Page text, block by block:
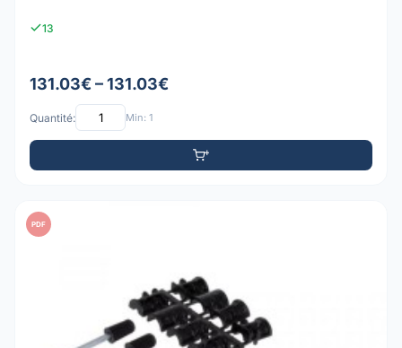
13
131.03€ – 131.03€
Quantité: Min: 1
PDF